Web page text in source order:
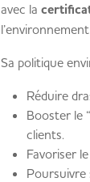
avec la
Sa politique
Réduire
Booster le
clients.
Favoriser
Poursuivre